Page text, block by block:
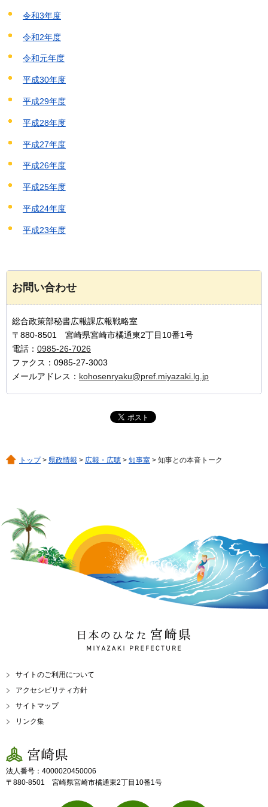
令和3年度
令和2年度
令和元年度
平成30年度
平成29年度
平成28年度
平成27年度
平成26年度
平成25年度
平成24年度
平成23年度
お問い合わせ
総合政策部秘書広報課広報戦略室
〒880-8501 宮崎県宮崎市橘通東2丁目10番1号
電話： 0985-26-7026
ファクス：0985-27-3003
メールアドレス： kohosenryaku@pref.miyazaki.lg.jp
トップ> 県政情報 > 広報・広聴 > 知事室 > 知事との本音トーク
日本のひなた 宮崎県
MIYAZAKI PREFECTURE
サイトのご利用について
アクセシビリティ方針
サイトマップ
リンク集
宮崎県
法人番号：4000020450006
〒880-8501 宮崎県宮崎市橘通東2丁目10番1号